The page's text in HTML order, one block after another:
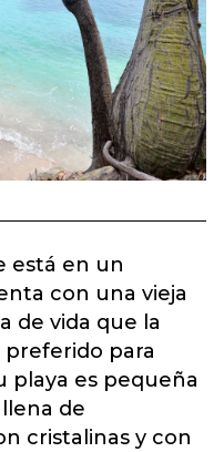
está en un
con una vieja
de vida que la
para
playa es pequeña
de
cristalinas y con